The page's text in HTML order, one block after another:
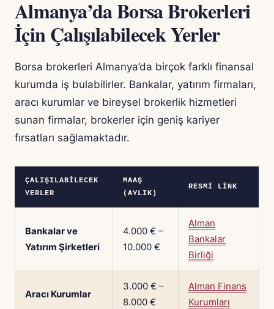
Almanya’da Borsa Brokerleri
İçin Çalışılabilecek Yerler
Borsa brokerleri Almanya’da birçok farklı finansal
kurumda iş bulabilirler. Bankalar, yatırım firmaları,
aracı kurumlar ve bireysel brokerlik hizmetleri
sunan firmalar, brokerler için geniş kariyer
fırsatları sağlamaktadır.
ÇALIŞILABILECEK
YERLER
MAAŞ
(AYLIK)
RESMI LINK
Bankalar ve
Yatırım Şirketleri
4.000 € –
10.000 €
Alman
Bankalar
Birliği
Aracı Kurumlar
3.000 € –
8.000 €
Alman Finans
Kurumları